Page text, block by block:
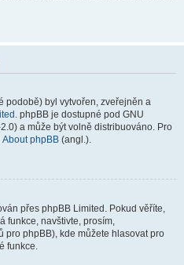
podobě) byl vytvořen, zveřejněn a
. phpBB je dostupné pod GNU
a může být volně distribuováno. Pro
About phpBB (angl.).
přes phpBB Limited. Pokud věříte,
funkce, navštivte, prosím,
pro phpBB), kde můžete hlasovat pro
funkce.